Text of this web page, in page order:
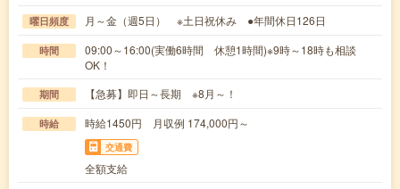
曜日頻度 月～金（週5日） ※土日祝休み ●年間休日126日
時間
09:00～16:00(実働6時間 休憩1時間)※9時～18時も相談
OK！
期間 【急募】即日～長期 ※8月～！
時給 時給1450円 月収例 174,000円～
交通費
全額支給